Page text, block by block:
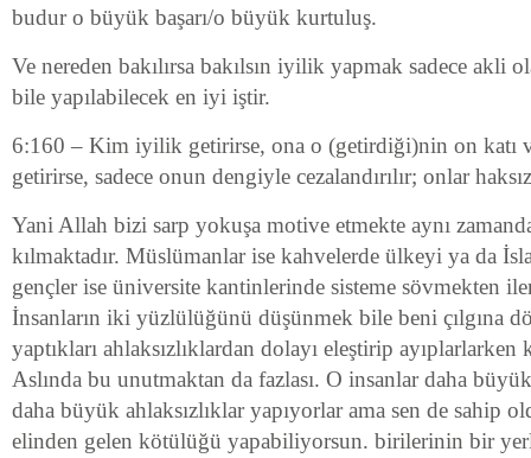
budur o büyük başarı/o büyük kurtuluş.
Ve nereden bakılırsa bakılsın iyilik yapmak sadece akli
bile yapılabilecek en iyi iştir.
6:160 – Kim iyilik getirirse, ona o (getirdiği)nin on katı
getirirse, sadece onun dengiyle cezalandırılır; onlar
Yani Allah bizi sarp yokuşa motive etmekte aynı
kılmaktadır. Müslümanlar ise kahvelerde ülkeyi ya da
gençler ise üniversite kantinlerinde sisteme sövmekten
İnsanların iki yüzlülüğünü düşünmek bile beni çılgına
yaptıkları ahlaksızlıklardan dolayı eleştirip
Aslında bu unutmaktan da fazlası. O insanlar daha
daha büyük ahlaksızlıklar yapıyorlar ama sen de sahip
elinden gelen kötülüğü yapabiliyorsun. birilerinin bir